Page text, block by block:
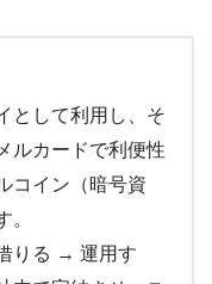
として利用し、そ
ルカードで利便性
コイン（暗号資
。
りる → 運用す